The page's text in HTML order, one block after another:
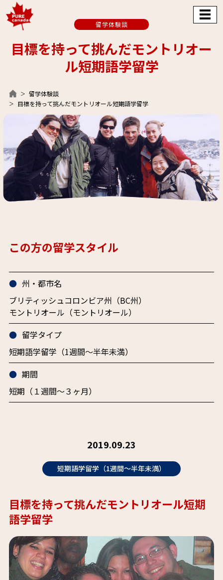
目標を持って挑んだモントリオー
ル短期語学留学
留学体験談
目標を持って挑んだモントリオール短期語学留学
留学体験談
この方の留学スタイル
州・都市名
ブリティッシュコロンビア州（BC州）
モントリオール（モントリオール）
留学タイプ
短期語学留学（1週間～半年未満）
期間
短期（１週間〜３ヶ月）
2019.09.23
短期語学留学（1週間～半年未満）
目標を持って挑んだモントリオール短期
語学留学